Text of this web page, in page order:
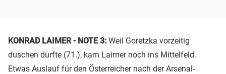
KONRAD LAIMER - NOTE 3: Weil Goretzka vorzeitig
duschen durfte (71.), kam Laimer noch ins Mittelfeld.
Etwas Auslauf für den Österreicher nach der Arsenal-